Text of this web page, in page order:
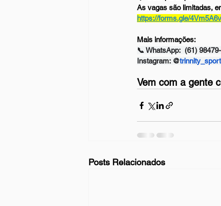
As vagas são limitadas,
https://forms.gle/
Mais informações:
📞 WhatsApp: (61)
Instagram: @
Vem com a gente
Posts Relacionados